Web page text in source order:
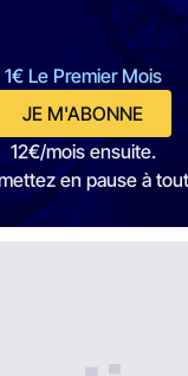
1€ Le Premier Mois
JE M'ABONNE
12€/mois ensuite.
en pause à